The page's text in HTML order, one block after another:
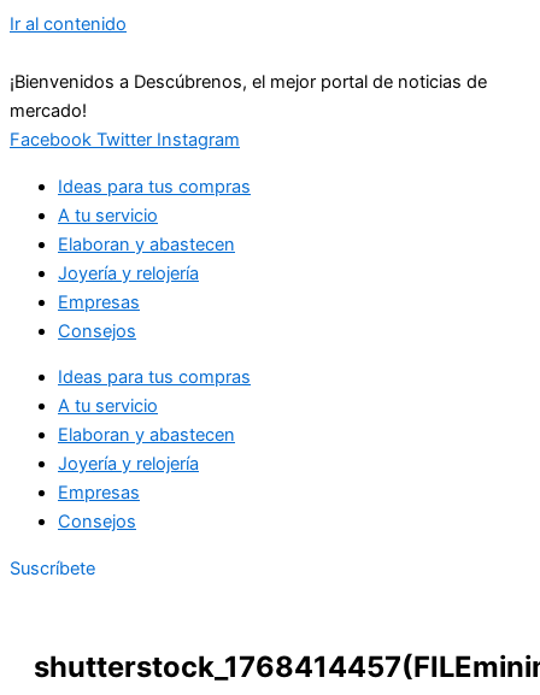
Ir al contenido
¡Bienvenidos a Descúbrenos, el mejor portal de noticias de
mercado!
Facebook Twitter Instagram
Ideas para tus compras
A tu servicio
Elaboran y abastecen
Joyería y relojería
Empresas
Consejos
Ideas para tus compras
A tu servicio
Elaboran y abastecen
Joyería y relojería
Empresas
Consejos
Suscríbete